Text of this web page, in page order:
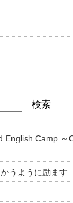
検索
English Camp ～
うように励ます